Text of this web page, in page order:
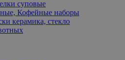
суповые
Кофейные наборы
керамика, стекло